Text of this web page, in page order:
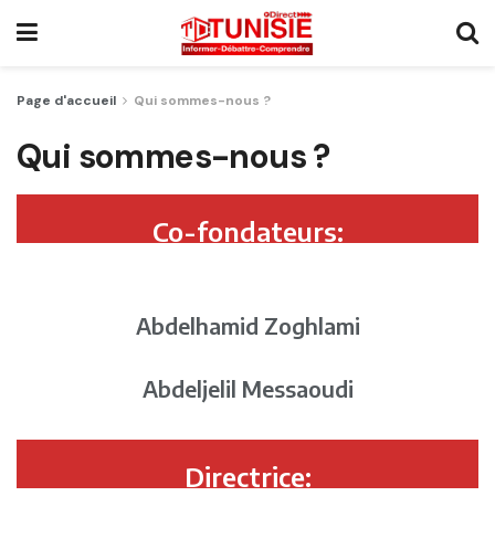
Page d'accueil Qui sommes-nous ?
Qui sommes-nous ?
Co-fondateurs:
Abdelhamid Zoghlami
Abdeljelil Messaoudi
Directrice: